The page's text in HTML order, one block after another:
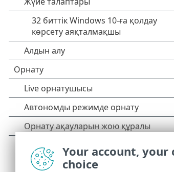
Your account, your
choice